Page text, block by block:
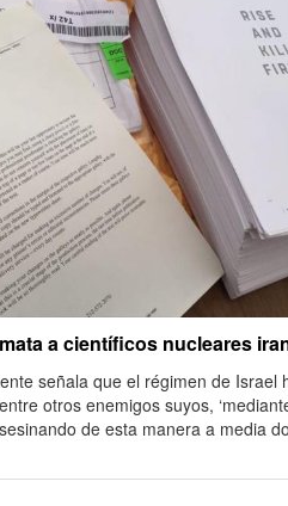
a científicos nucleares
señala que el régimen de Israel
otros enemigos suyos,
de esta manera a media